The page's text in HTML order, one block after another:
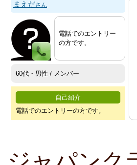
まえださん
電話でのエントリー
の方です。
60代・男性 / メンバー
自己紹介
電話でのエントリーの方です。